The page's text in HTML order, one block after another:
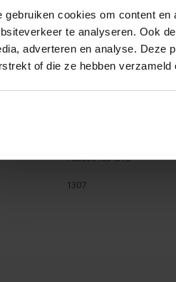
gebruiken cookies om content
te analyseren. Ook
adverteren en analyse. Deze
of die ze hebben
de natuurlijke lijn van de
de druk vermindert. Het
mogelijk, waarbij de kinriem extra
7630001554573
1307